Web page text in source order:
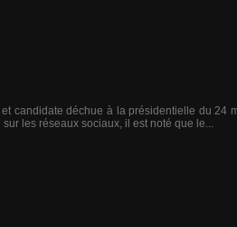
candidate déchue à la présidentielle du 24
les réseaux sociaux, il est noté que le...